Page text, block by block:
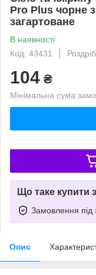
Pro Plus чорне
загартоване
В наявності
Код: 43431
Роздріб
104 ₴
Мінімальна сума
Що таке купити
Замовлення під
Опис